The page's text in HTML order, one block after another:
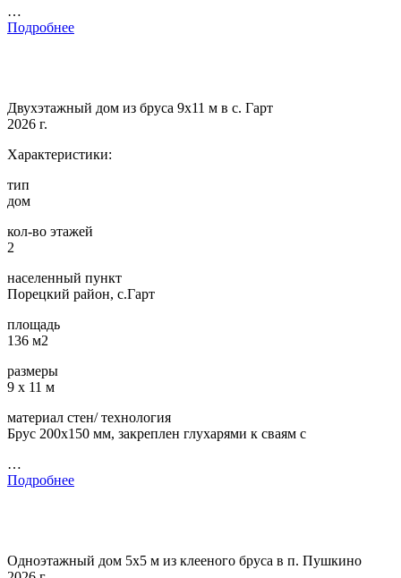
…
Подробнее
Двухэтажный дом из бруса 9х11 м в с. Гарт
2026 г.
Характеристики:
тип
дом
кол-во этажей
2
населенный пункт
Порецкий район, с.Гарт
площадь
136 м2
размеры
9 х 11 м
материал стен/ технология
Брус 200х150 мм, закреплен глухарями к сваям с
…
Подробнее
Одноэтажный дом 5х5 м из клееного бруса в п. Пушкино